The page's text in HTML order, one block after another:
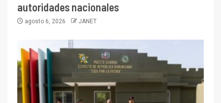
autoridades nacionales
agosto 6, 2026 JANET